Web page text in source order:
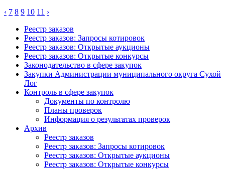
‹ 7 8 9 10 11 ›
Реестр заказов
Реестр заказов: Запросы котировок
Реестр заказов: Открытые аукционы
Реестр заказов: Открытые конкурсы
Законодательство в сфере закупок
Закупки Администрации муниципального округа Сухой
Лог
Контроль в сфере закупок
Документы по контролю
Планы проверок
Информация о результатах проверок
Архив
Реестр заказов
Реестр заказов: Запросы котировок
Реестр заказов: Открытые аукционы
Реестр заказов: Открытые конкурсы